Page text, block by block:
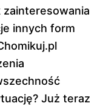
zainteresowania
innych form
Już teraz